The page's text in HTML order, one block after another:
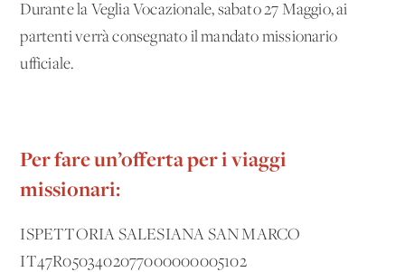
Durante la Veglia Vocazionale, sabato 27 Maggio, ai
partenti verrà consegnato il mandato missionario
ufficiale.
Per fare un’offerta per i viaggi
missionari:
ISPETTORIA SALESIANA SAN MARCO
IT47R0503402077000000005102